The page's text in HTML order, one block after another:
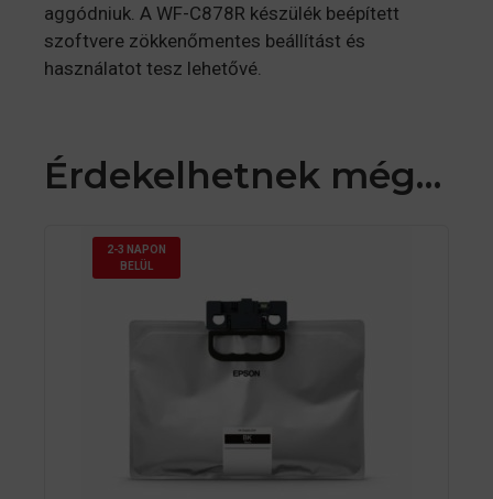
aggódniuk. A WF-C878R készülék beépített
szoftvere zökkenőmentes beállítást és
használatot tesz lehetővé.
Érdekelhetnek még…
2-3 NAPON
BELÜL